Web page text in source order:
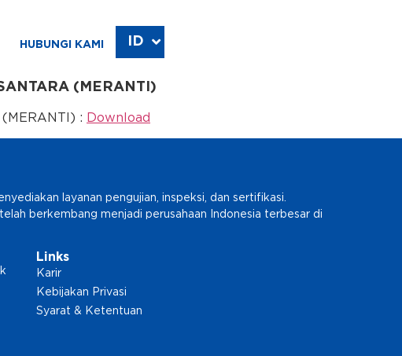
HUBUNGI KAMI ID
EN
(MERANTI)
: Download
layanan pengujian, inspeksi, dan sertifikasi.
berkembang menjadi perusahaan Indonesia terbesar di
Links
Karir
Kebijakan Privasi
Syarat & Ketentuan